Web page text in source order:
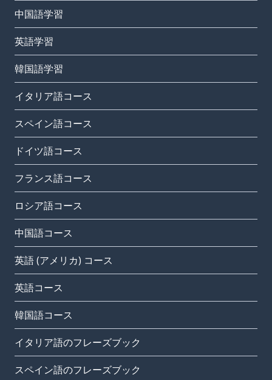
中国語学習
英語学習
韓国語学習
イタリア語コース
スペイン語コース
ドイツ語コース
フランス語コース
ロシア語コース
中国語コース
英語 (アメリカ) コース
英語コース
韓国語コース
イタリア語のフレーズブック
スペイン語のフレーズブック